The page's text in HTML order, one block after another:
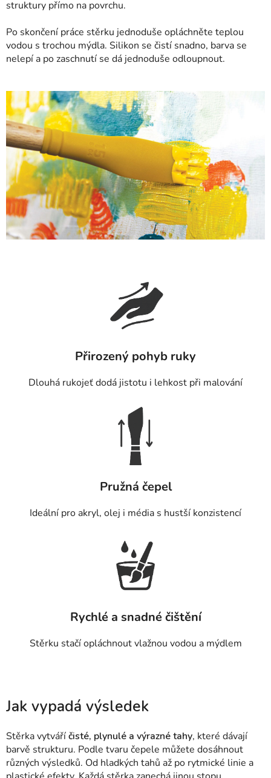
struktury přímo na povrchu.
Po skončení práce stěrku jednoduše opláchněte teplou
vodou s trochou mýdla. Silikon se čistí snadno, barva se
nelepí a po zaschnutí se dá jednoduše odloupnout.
Přirozený pohyb ruky
Dlouhá rukojeť dodá jistotu i lehkost při malování
Pružná čepel
Ideální pro akryl, olej i média s hustší konzistencí
Rychlé a snadné čištění
Stěrku stačí opláchnout vlažnou vodou a mýdlem
Jak vypadá výsledek
Stěrka vytváříčisté, plynulé a výrazné tahy, které dávají
barvě strukturu. Podle tvaru čepele můžete dosáhnout
různých výsledků. Od hladkých tahů až po rytmické linie a